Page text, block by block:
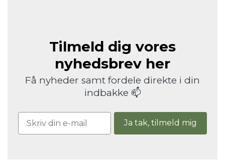
Tilmeld dig vores
nyhedsbrev her
Få nyheder samt fordele direkte i din
indbakke 📫
Ja tak, tilmeld mig